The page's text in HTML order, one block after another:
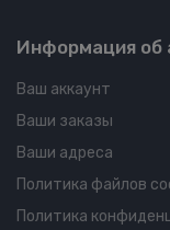
Информация об
Ваш аккаунт
Ваши заказы
Ваши адреса
Политика файлов
Политика